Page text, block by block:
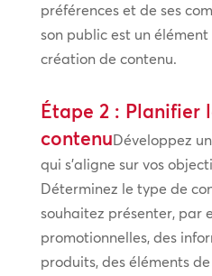
préférences et de ses
son public est un
création de contenu.
Étape 2 : Planifier
contenuDéveloppez
qui s’aligne sur vos
Déterminez le type de
souhaitez présenter, par
promotionnelles, des
produits, des éléments